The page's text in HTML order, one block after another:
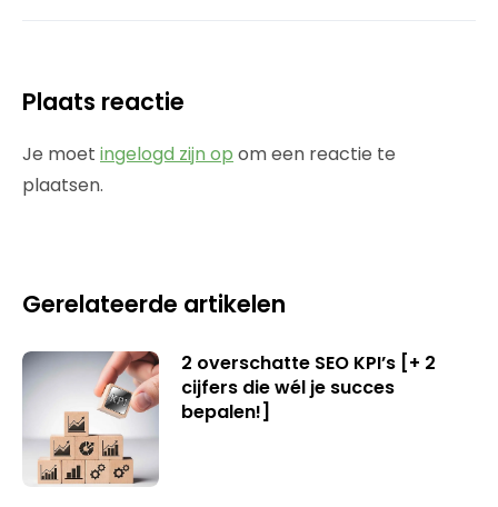
Plaats reactie
Je moet ingelogd zijn op om een reactie te
plaatsen.
Gerelateerde artikelen
2 overschatte SEO KPI’s [+ 2
cijfers die wél je succes
bepalen!]